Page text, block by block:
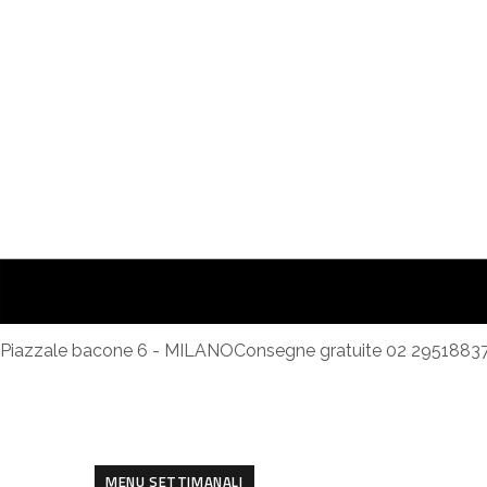
Piazzale bacone 6 - MILANOConsegne gratuite 02
MENU SETTIMANALI